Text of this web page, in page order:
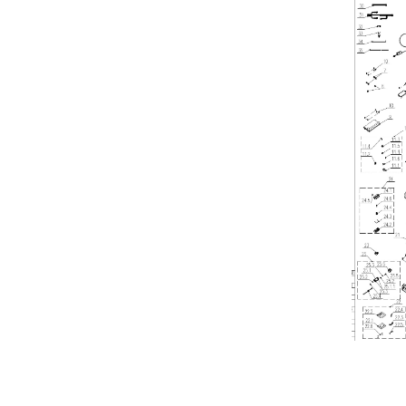
Auswurf
Kann
Soft Start
Digital-
Inklusive
Drehzahl
Hat